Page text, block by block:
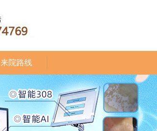
来院路线